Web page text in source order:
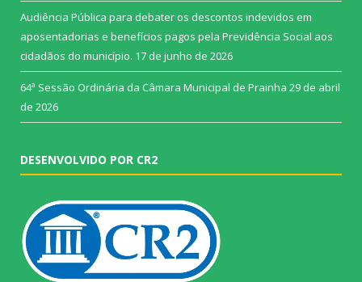
Audiência Pública para debater os descontos indevidos em
aposentadorias e benefícios pagos pela Previdência Social aos
cidadãos do município. 17 de junho de 2026
64ª Sessão Ordinária da Câmara Municipal de Prainha 29 de abril
de 2026
DESENVOLVIDO POR CR2